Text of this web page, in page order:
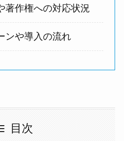
著作権への対応状況
ンや導入の流れ
目次